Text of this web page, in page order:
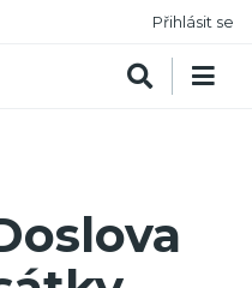
Přihlásit se